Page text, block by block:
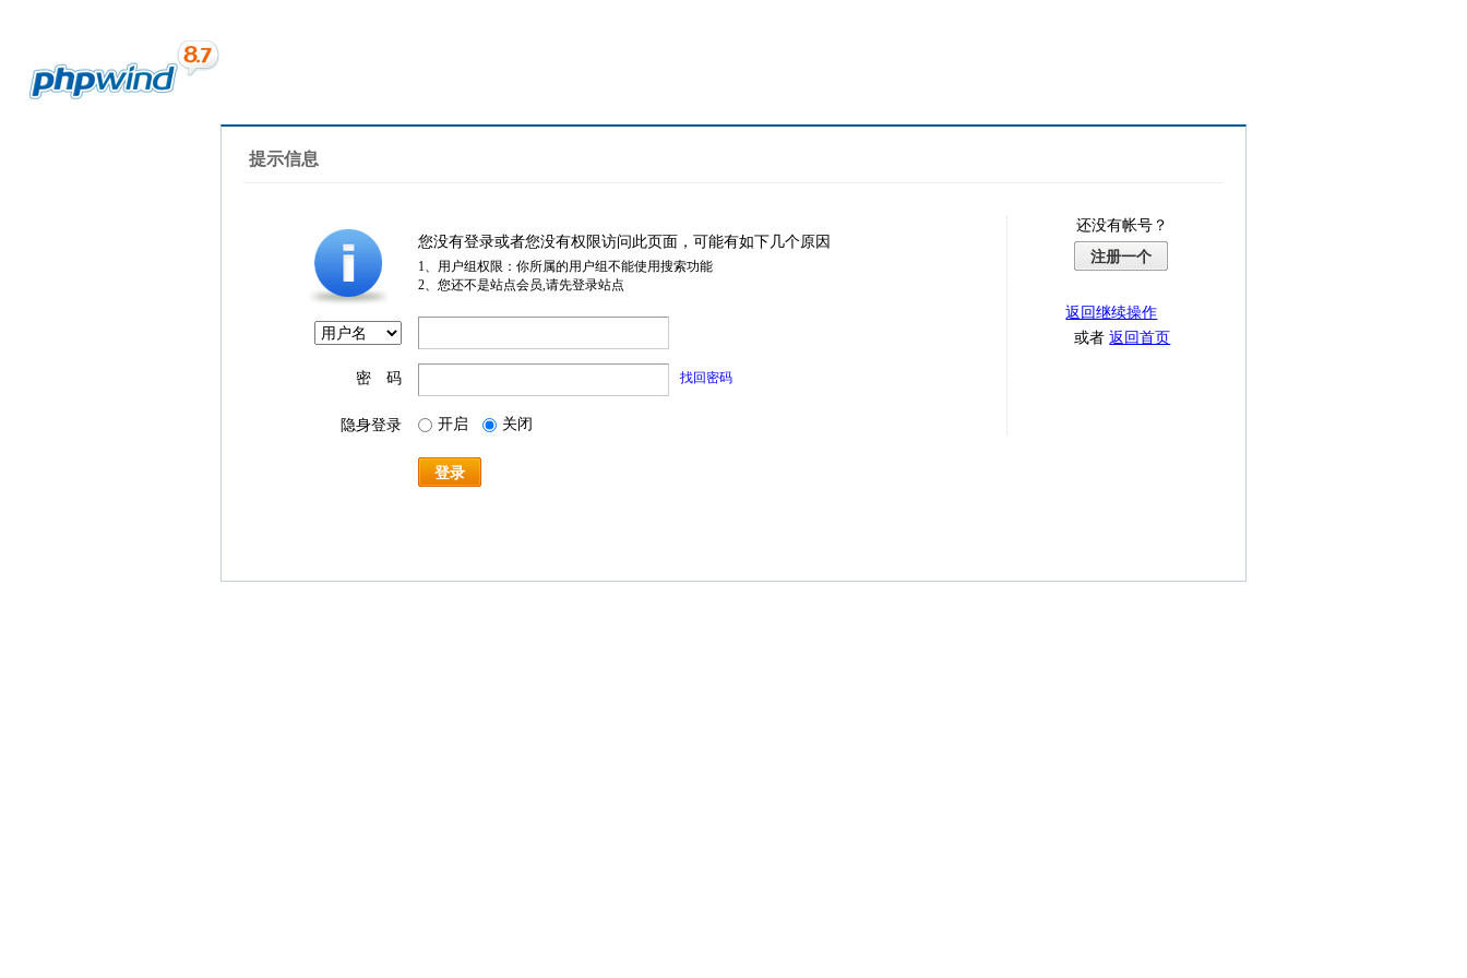
提示信息
您没有登录或者您没有权限访问此页面，可能有如下几个原因
1、用户组权限：你所属的用户组不能使用搜索功能
2、您还不是站点会员,请先登录站点
密 码 找回密码
隐身登录 开启 关闭
登录
还没有帐号？
注册一个
返回继续操作
或者返回首页